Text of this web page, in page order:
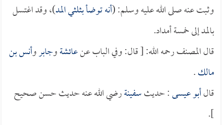
وثبت عنه صلى الله عليه وسلم: (أنه توضأ بثلثي المد)، وقد اغتسل
بالمد إلى خمسة أمداد.
قال المصنف رحمه الله: [ قال: وفي الباب عنعائشةوجابروأنس بن
مالك.
قالأبو عيسى: حديثسفينةرضي الله عنه حديث حسن صحيح
].